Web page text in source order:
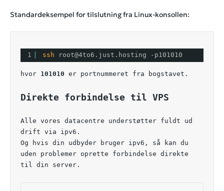
Standardeksempel for tilslutning fra Linux-konsollen:
1 ssh root@4to6.just.hosting -p101010
hvor 101010 er portnummeret fra bogstavet.
Direkte forbindelse til VPS
Alle vores datacentre understøtter fuldt ud
drift via ipv6.
Og hvis din udbyder bruger ipv6, så kan du
uden problemer oprette forbindelse direkte
til din server.